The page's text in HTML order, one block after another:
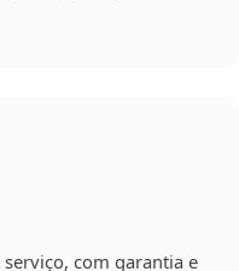
com garantia e